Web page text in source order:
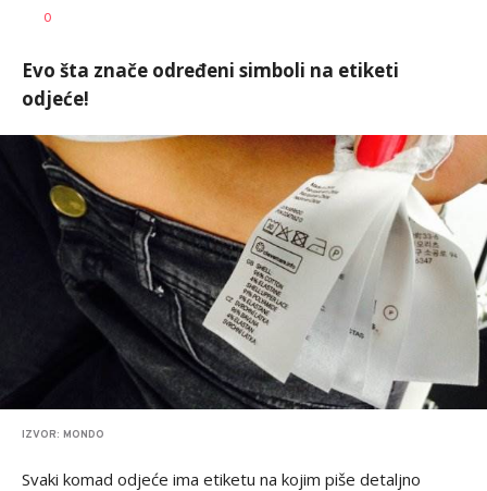
AUTOR
0
Evo šta znače određeni simboli na etiketi
odjeće!
IZVOR: MONDO
Svaki komad odjeće ima etiketu na kojim piše detaljno